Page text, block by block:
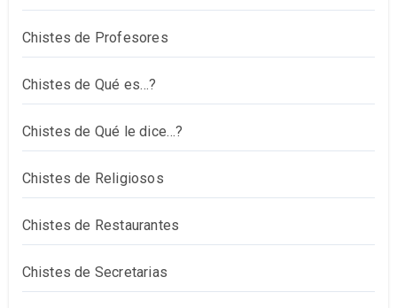
Chistes de Profesores
Chistes de Qué es…?
Chistes de Qué le dice…?
Chistes de Religiosos
Chistes de Restaurantes
Chistes de Secretarias